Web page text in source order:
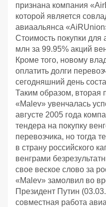
признана компания
которой является
авиаальянса
Стоимость покупки для
млн за 99.95% акций
Кроме того, новому
оплатить долги
сегодняшний день
Таким образом, вторая
«Malev» увенчалась
августе 2005 года
тендера на покупку
перевозчика, но тогда
в страну российского
венграми
свое веское слово за
«Malev» замолвил во
Президент Путин
совместная работа